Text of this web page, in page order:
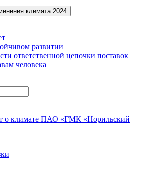
климата 2024
развитии
ответственной цепочки поставок
человека
о климате ПАО «ГМК «Норильский